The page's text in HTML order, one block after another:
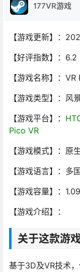
177VR游戏
【游戏更新】：
【好评指数】：6.2
【游戏名称】：
【游戏类型】：风
【游戏平台】：
Pico VR
【游戏模式】：原
【游戏语言】：多
【游戏容量】：
【游戏介绍】：
关于这款游
基于3D及VR技术